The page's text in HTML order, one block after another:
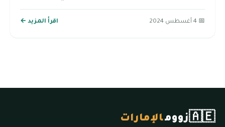
📅 4 أغسطس 2024 اقرأ المزيد ←
🇦🇪زوومالإمارات